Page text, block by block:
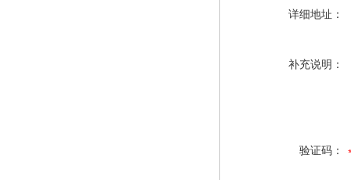
详细地址：
补充说明：
验证码：